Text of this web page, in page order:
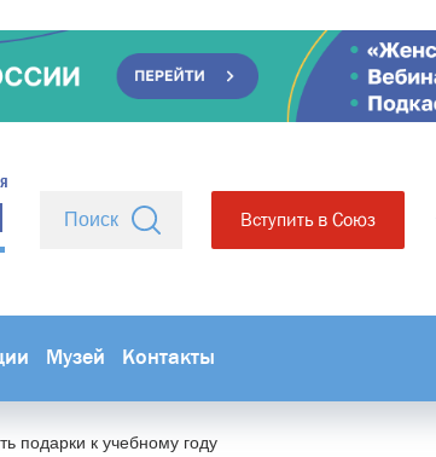
Вступить в Союз
Музей Контакты
подарки к учебному году